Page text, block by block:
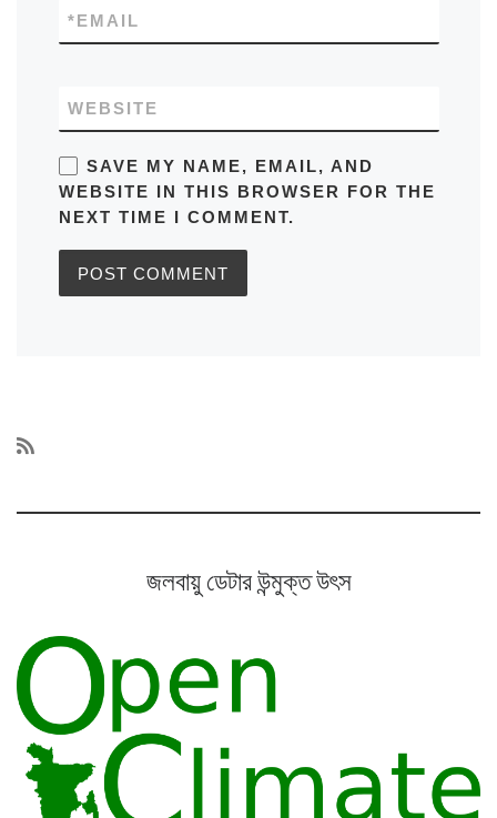
EMAIL
*
WEBSITE
SAVE MY NAME, EMAIL, AND
WEBSITE IN THIS BROWSER FOR THE
NEXT TIME I COMMENT.
জলবায়ু ডেটার উন্মুক্ত উৎস